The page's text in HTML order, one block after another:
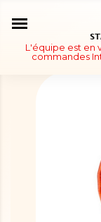
L'équipe est en
commandes